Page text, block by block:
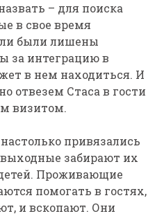
– для поиска
в свое время
были лишены
за интеграцию в
в нем находиться. И
отвезем Стаса в гости
визитом.
привязались
забирают их
Проживающие
помогать в гостях,
и вскопают. Они